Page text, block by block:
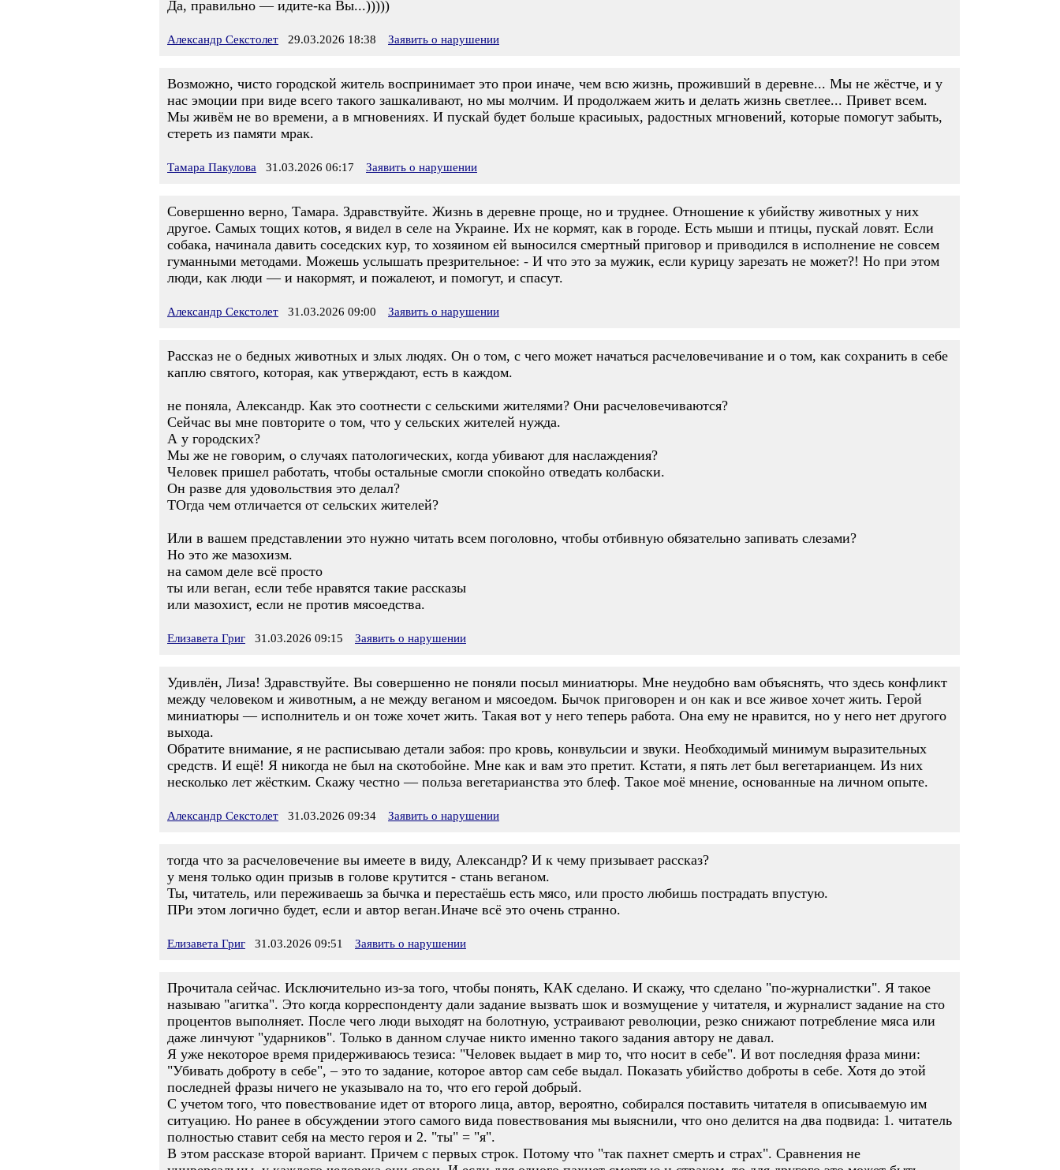
Да, правильно — идите-ка Вы...)))))
Александр Секстолет 29.03.2026 18:38 Заявить о нарушении
Возможно, чисто городской житель воспринимает это прои иначе, чем всю жизнь, проживший в деревне... Мы не жёстче, и у
нас эмоции при виде всего такого зашкаливают, но мы молчим. И продолжаем жить и делать жизнь светлее... Привет всем.
Мы живём не во времени, а в мгновениях. И пускай будет больше красиыых, радостных мгновений, которые помогут забыть,
стереть из памяти мрак.
Тамара Пакулова 31.03.2026 06:17 Заявить о нарушении
Совершенно верно, Тамара. Здравствуйте. Жизнь в деревне проще, но и труднее. Отношение к убийству животных у них
другое. Самых тощих котов, я видел в селе на Украине. Их не кормят, как в городе. Есть мыши и птицы, пускай ловят. Если
собака, начинала давить соседских кур, то хозяином ей выносился смертный приговор и приводился в исполнение не совсем
гуманными методами. Можешь услышать презрительное: - И что это за мужик, если курицу зарезать не может?! Но при этом
люди, как люди — и накормят, и пожалеют, и помогут, и спасут.
Александр Секстолет 31.03.2026 09:00 Заявить о нарушении
Рассказ не о бедных животных и злых людях. Он о том, с чего может начаться расчеловечивание и о том, как сохранить в себе
каплю святого, которая, как утверждают, есть в каждом.
не поняла, Александр. Как это соотнести с сельскими жителями? Они расчеловечиваются?
Сейчас вы мне повторите о том, что у сельских жителей нужда.
А у городских?
Мы же не говорим, о случаях патологических, когда убивают для наслаждения?
Человек пришел работать, чтобы остальные смогли спокойно отведать колбаски.
Он разве для удовольствия это делал?
ТОгда чем отличается от сельских жителей?
Или в вашем представлении это нужно читать всем поголовно, чтобы отбивную обязательно запивать слезами?
Но это же мазохизм.
на самом деле всё просто
ты или веган, если тебе нравятся такие рассказы
или мазохист, если не против мясоедства.
Елизавета Григ 31.03.2026 09:15 Заявить о нарушении
Удивлён, Лиза! Здравствуйте. Вы совершенно не поняли посыл миниатюры. Мне неудобно вам объяснять, что здесь конфликт
между человеком и животным, а не между веганом и мясоедом. Бычок приговорен и он как и все живое хочет жить. Герой
миниатюры — исполнитель и он тоже хочет жить. Такая вот у него теперь работа. Она ему не нравится, но у него нет другого
выхода.
Обратите внимание, я не расписываю детали забоя: про кровь, конвульсии и звуки. Необходимый минимум выразительных
средств. И ещё! Я никогда не был на скотобойне. Мне как и вам это претит. Кстати, я пять лет был вегетарианцем. Из них
несколько лет жёстким. Скажу честно — польза вегетарианства это блеф. Такое моё мнение, основанные на личном опыте.
Александр Секстолет 31.03.2026 09:34 Заявить о нарушении
тогда что за расчеловечение вы имеете в виду, Александр? И к чему призывает рассказ?
у меня только один призыв в голове крутится - стань веганом.
Ты, читатель, или переживаешь за бычка и перестаёшь есть мясо, или просто любишь пострадать впустую.
ПРи этом логично будет, если и автор веган.Иначе всё это очень странно.
Елизавета Григ 31.03.2026 09:51 Заявить о нарушении
Прочитала сейчас. Исключительно из-за того, чтобы понять, КАК сделано. И скажу, что сделано "по-журналистки". Я такое
называю "агитка". Это когда корреспонденту дали задание вызвать шок и возмущение у читателя, и журналист задание на сто
процентов выполняет. После чего люди выходят на болотную, устраивают революции, резко снижают потребление мяса или
даже линчуют "ударников". Только в данном случае никто именно такого задания автору не давал.
Я уже некоторое время придерживаюсь тезиса: "Человек выдает в мир то, что носит в себе". И вот последняя фраза мини:
"Убивать доброту в себе", – это то задание, которое автор сам себе выдал. Показать убийство доброты в себе. Хотя до этой
последней фразы ничего не указывало на то, что его герой добрый.
С учетом того, что повествование идет от второго лица, автор, вероятно, собирался поставить читателя в описываемую им
ситуацию. Но ранее в обсуждении этого самого вида повествования мы выяснили, что оно делится на два подвида: 1. читатель
полностью ставит себя на место героя и 2. "ты" = "я".
В этом рассказе второй вариант. Причем с первых строк. Потому что "так пахнет смерть и страх". Сравнения не